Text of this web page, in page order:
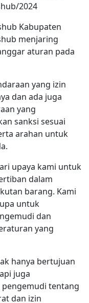
2024
Kabupaten
menjaring
aturan pada
yang izin
dan ada juga
yang
sanksi sesuai
arahan untuk
upaya kami untuk
dalam
barang. Kami
untuk
dan
yang
hanya bertujuan
juga
tentang
dan izin